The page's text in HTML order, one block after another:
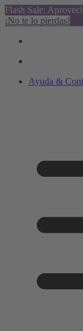
Flash Sale:
¡No te lo pierdas!
Ayuda &